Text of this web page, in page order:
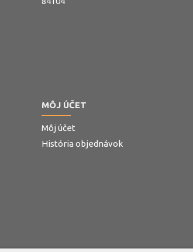
MÔJ ÚČET
Môj účet
História objednávok